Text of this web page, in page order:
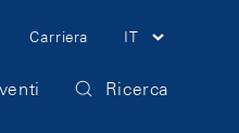
Carriera IT
Ricerca